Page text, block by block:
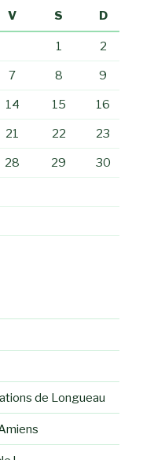
V S D
1 2
7 8 9
14 15 16
21 22 23
28 29 30
de Longueau